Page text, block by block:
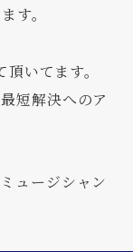
す。
いてます。
短解決へのア
ュージシャン